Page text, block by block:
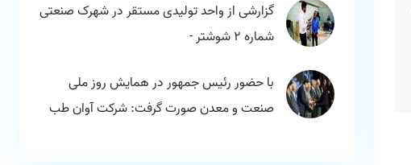
خدمات رسانی
گزارشی از واحد تولیدی مستقر در شهرک صنعتی
شماره 2 شوشتر -
با حضور رئیس جمهور در همایش روز ملی
صنعت و معدن صورت گرفت: شرکت آوان طب